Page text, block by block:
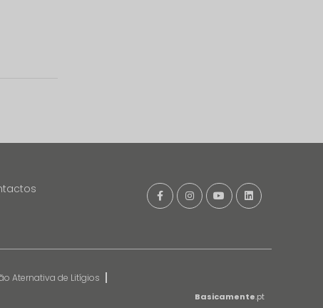
Aternativa de Litígios
Basicamente.pt